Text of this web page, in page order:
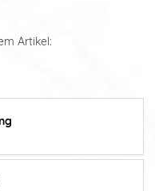
Artikel: